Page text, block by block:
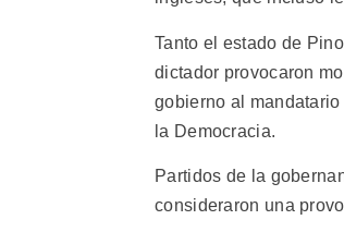
Tanto el estado de
dictador provocaron
gobierno al
la Democracia.
Partidos de la
consideraron una